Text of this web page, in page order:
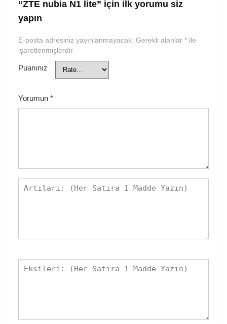
“ZTE nubia N1 lite” için ilk yorumu siz
yapın
E-posta adresiniz yayınlanmayacak. Gerekli alanlar * ile
işaretlenmişlerdir
Puanınız
Yorumun *